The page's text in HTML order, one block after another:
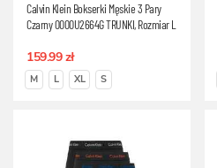
Calvin Klein Bokserki Męskie 3 Pary
Czarny 0000U2664G TRUNKI, Rozmiar L
159.99 zł
M L XL S